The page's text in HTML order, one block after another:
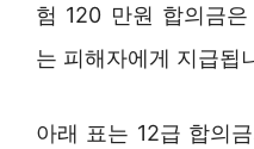
험 120 만원 합의금
는 피해자에게 지급됩
아래 표는 12급 합의